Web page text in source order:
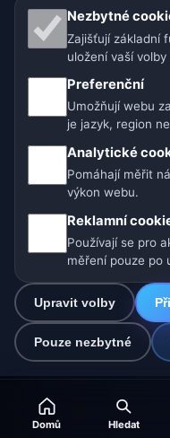
🇨🇿 Česko 🇭🇷
🇩🇪🇦🇹🇨🇭
🌎
🇮🇳 Jižní a jihovýchodní
Provozovatel: Spolek
© 2026 Počasí Online ·
Meteo.
Domů Hledat
Nezbytné
Zajišťují základní
uložení vaší volby
Preferenční
Umožňují webu
je jazyk, region
Analytické
Pomáhají měřit
výkon webu.
Reklamní
Používají se pro
měření pouze po
Upravit volby
Pouze nezbytné